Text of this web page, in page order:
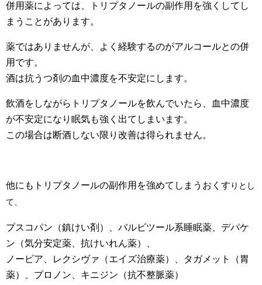
併用薬によっては、トリプタノールの副作用を強くしてし
まうことがあります。
薬ではありませんが、よく経験するのがアルコールとの併
用です。
酒は抗うつ剤の血中濃度を不安定にします。
飲酒をしながらトリプタノールを飲んでいたら、血中濃度
が不安定になり眠気も強く出てしまいます。
この場合は断酒しない限り改善は得られません。
他にもトリプタノールの副作用を強めてしまうおくす りとし
て、
プスコパン（鎮けい剤）、バルビツール系睡眠薬、デパケ
ン（気分安定薬、抗けいれん薬）、
ノービア、レクシヴァ（エイズ治療薬）、タガメット（胃
薬）、プロノン、キニジン（抗不整脈薬）